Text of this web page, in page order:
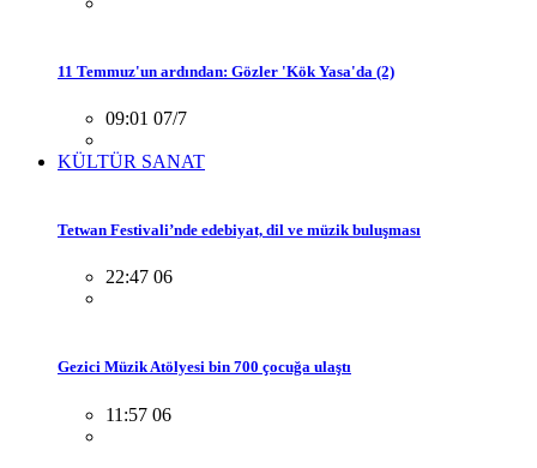
11 Temmuz'un ardından: Gözler 'Kök Yasa'da (2)
09:01 07/7
KÜLTÜR SANAT
Tetwan Festivali’nde edebiyat, dil ve müzik buluşması
22:47 06
Gezici Müzik Atölyesi bin 700 çocuğa ulaştı
11:57 06